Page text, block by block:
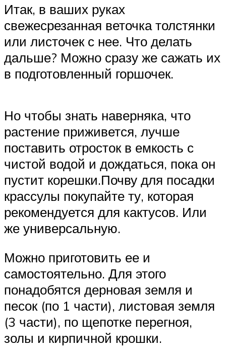
Итак, в ваших руках
свежесрезанная веточка толстянки
или листочек с нее. Что делать
дальше? Можно сразу же сажать их
в подготовленный горшочек.
Но чтобы знать наверняка, что
растение приживется, лучше
поставить отросток в емкость с
чистой водой и дождаться, пока он
пустит корешки.Почву для посадки
крассулы покупайте ту, которая
рекомендуется для кактусов. Или
же универсальную.
Можно приготовить ее и
самостоятельно. Для этого
понадобятся дерновая земля и
песок (по 1 части), листовая земля
(3 части), по щепотке перегноя,
золы и кирпичной крошки.